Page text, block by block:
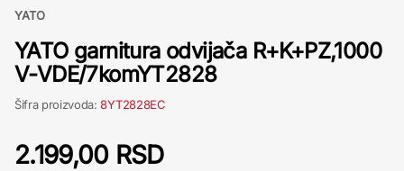
YATO
YATO garnitura odvijača R+K+PZ,1000
V-VDE/7komYT2828
Šifra proizvoda:8YT2828EC
2.199,00 RSD